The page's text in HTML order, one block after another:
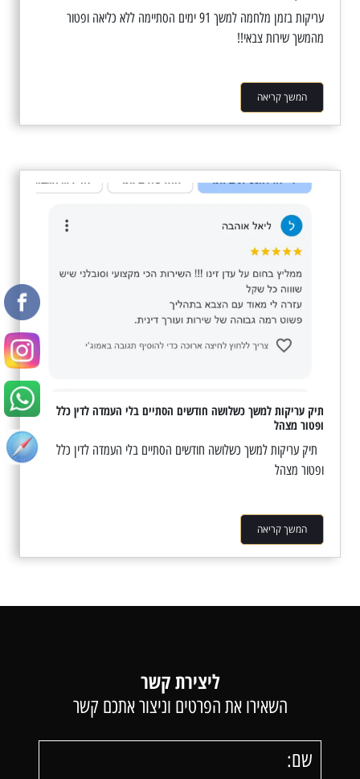
עריקות בזמן מלחמה למשך 91 ימים הסתיימה ללא כליאה ופטור
מהמשך שירות צבאי!!
המשך קריאה
תיק עריקות למשך כשלושה חודשים הסתיים בלי העמדה לדין כלל
ופטור מצהל
תיק עריקות למשך כשלושה חודשים הסתיים בלי העמדה לדין כלל
ופטור מצהל
המשך קריאה
ליצירת קשר
השאירו את הפרטים וניצור אתכם קשר